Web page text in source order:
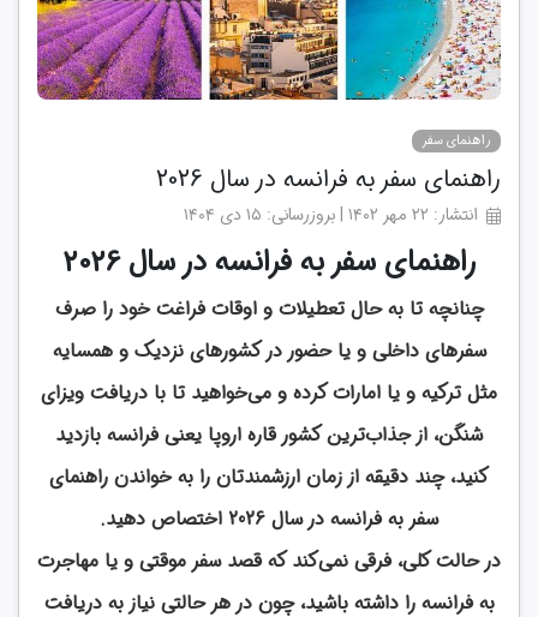
راهنمای سفر
راهنمای سفر به فرانسه در سال 2026
انتشار: ۲۲ مهر ۱۴۰۲ | بروزرسانی: ۱۵ دی ۱۴۰۴
راهنمای سفر به فرانسه در سال 2026
چنانچه تا به حال تعطیلات و اوقات فراغت خود را صرف
سفرهای داخلی و یا حضور در کشورهای نزدیک و همسایه
مثل ترکیه و یا امارات کرده و می‌خواهید تا با دریافت ویزای
شنگن، از جذاب‌ترین کشور قاره اروپا یعنی فرانسه بازدید
کنید، چند دقیقه از زمان ارزشمندتان را به خواندن راهنمای
سفر به فرانسه در سال 2026 اختصاص دهید.
در حالت کلی، فرقی نمی‌کند که قصد سفر موقتی و یا مهاجرت
به فرانسه را داشته باشید، چون در هر حالتی نیاز به دریافت